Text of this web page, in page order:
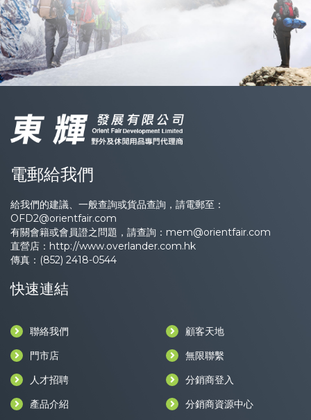
電郵給我們
給我們的建議、一般查詢或貨品查詢，請電郵至：
OFD2@orientfair.com
有關會籍或會員證之問題，請查詢： mem@orientfair.com
直營店： http://www.overlander.com.hk
傳真：(852) 2418-0544
快速連結
聯絡我們
門市店
人才招聘
產品介紹
顧客天地
無限聯繫
分銷商登入
分銷商資源中心